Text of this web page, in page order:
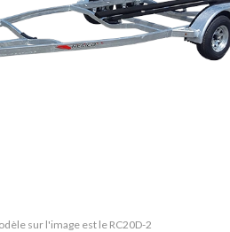
sur l'image est le RC20D-2